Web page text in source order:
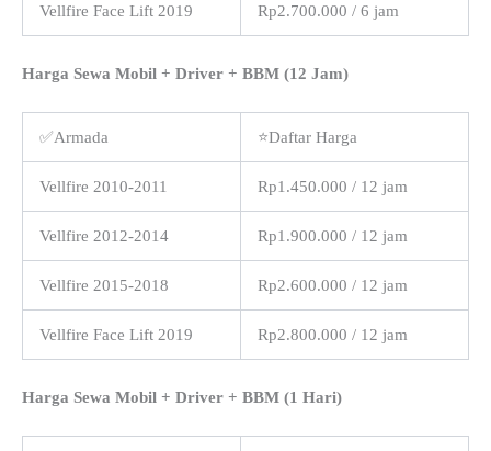
Vellfire Face Lift 2019 Rp2.700.000 / 6 jam
Harga Sewa Mobil + Driver + BBM (12 Jam)
✅Armada ⭐Daftar Harga
Vellfire 2010-2011 Rp1.450.000 / 12 jam
Vellfire 2012-2014 Rp1.900.000 / 12 jam
Vellfire 2015-2018 Rp2.600.000 / 12 jam
Vellfire Face Lift 2019 Rp2.800.000 / 12 jam
Harga Sewa Mobil + Driver + BBM (1 Hari)